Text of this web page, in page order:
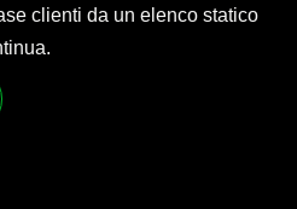
clienti da un elenco statico